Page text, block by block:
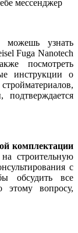
мессенджер
можешь узнать
Fuga Nanotech
посмотреть
инструкции о
подтверждается
комплектации
строительную
с
обсудить все
вопросу,